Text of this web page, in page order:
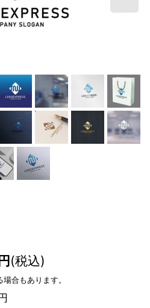
(税込)
合もあります。